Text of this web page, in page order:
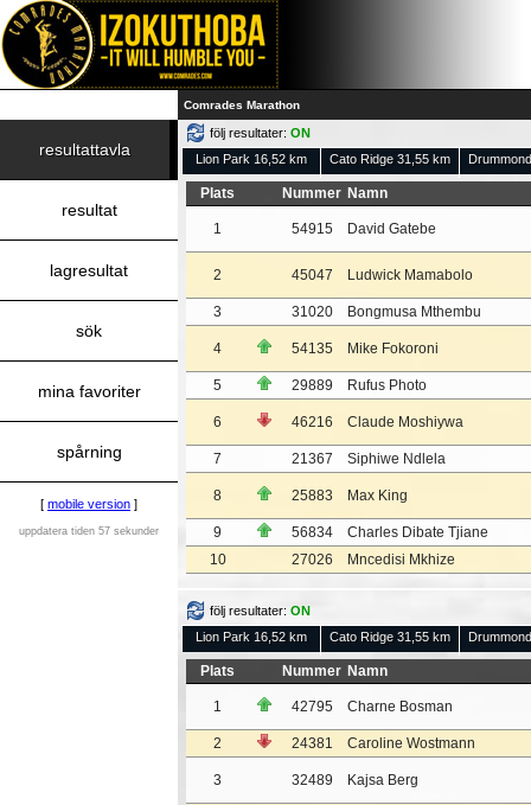
Comrades Marathon
resultattavla
resultat
lagresultat
sök
mina favoriter
spårning
[ mobile version ]
uppdatera tiden 57 sekunder
följ resultater: ON
Lion Park 16,52 km
Cato Ridge 31,55 km
Plats Nummer Namn
1 54915 David Gatebe
2 45047 Ludwick Mamabolo
3 31020 Bongmusa Mthembu
4 54135 Mike Fokoroni
5 29889 Rufus Photo
6 46216 Claude Moshiywa
7 21367 Siphiwe Ndlela
8 25883 Max King
9 56834
Charles Dibate Tjiane
10
27026 Mncedisi Mkhize
följ resultater: ON
Lion Park 16,52 km
Cato Ridge 31,55 km
Plats Nummer Namn
1 42795 Charne Bosman
2 24381 Caroline Wostmann
3 32489 Kajsa Berg